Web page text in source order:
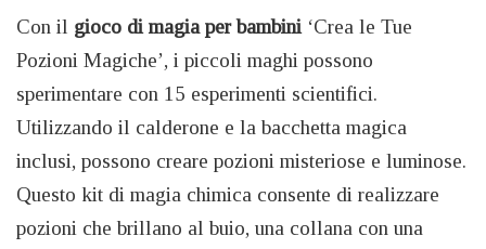
Con il gioco di magia per bambini‘Crea le Tue
Pozioni Magiche’, i piccoli maghi possono
sperimentare con 15 esperimenti scientifici.
Utilizzando il calderone e la bacchetta magica
inclusi, possono creare pozioni misteriose e luminose.
Questo kit di magia chimica consente di realizzare
pozioni che brillano al buio, una collana con una